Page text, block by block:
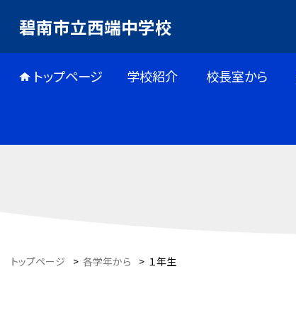
碧南市立西端中学校
トップページ 学校紹介 校長室から
トップページ > 各学年から > １年生